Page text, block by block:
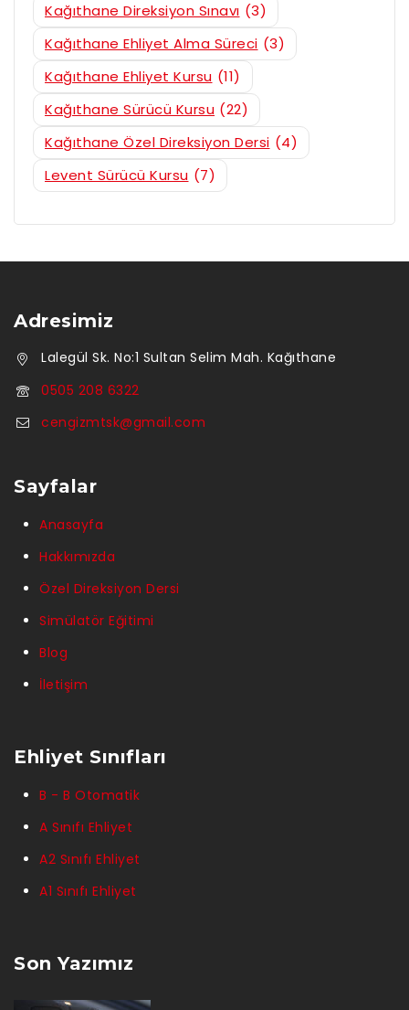
Kağıthane Direksiyon Sınavı (3)
Kağıthane Ehliyet Alma Süreci (3)
Kağıthane Ehliyet Kursu (11)
Kağıthane Sürücü Kursu (22)
Kağıthane Özel Direksiyon Dersi (4)
Levent Sürücü Kursu (7)
Adresimiz
Lalegül Sk. No:1 Sultan Selim Mah. Kağıthane
0505 208 6322
cengizmtsk@gmail.com
Sayfalar
Anasayfa
Hakkımızda
Özel Direksiyon Dersi
Simülatör Eğitimi
Blog
İletişim
Ehliyet Sınıfları
B - B Otomatik
A Sınıfı Ehliyet
A2 Sınıfı Ehliyet
A1 Sınıfı Ehliyet
Son Yazımız